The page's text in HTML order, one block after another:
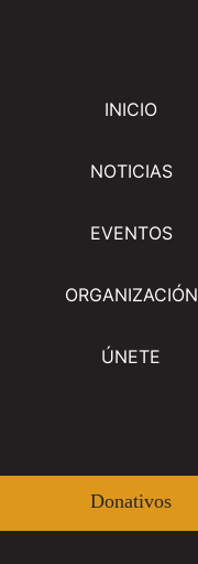
INICIO
NOTICIAS
EVENTOS
ORGANIZACIÓN
ÚNETE
Donativos